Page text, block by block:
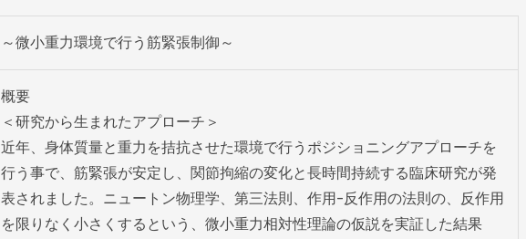
～微小重力環境で行う筋緊張制御～
概要
＜研究から生まれたアプローチ＞
近年、身体質量と重力を拮抗させた環境で行うポジショニングアプローチを
行う事で、筋緊張が安定し、関節拘縮の変化と長時間持続する臨床研究が発
表されました。ニュートン物理学、第三法則、作用-反作用の法則の、反作用
を限りなく小さくするという、微小重力相対性理論の仮説を実証した結果